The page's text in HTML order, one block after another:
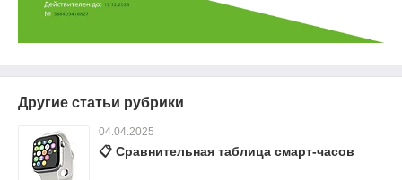
Другие статьи рубрики
04.04.2025
📋 Сравнительная таблица смарт-часов